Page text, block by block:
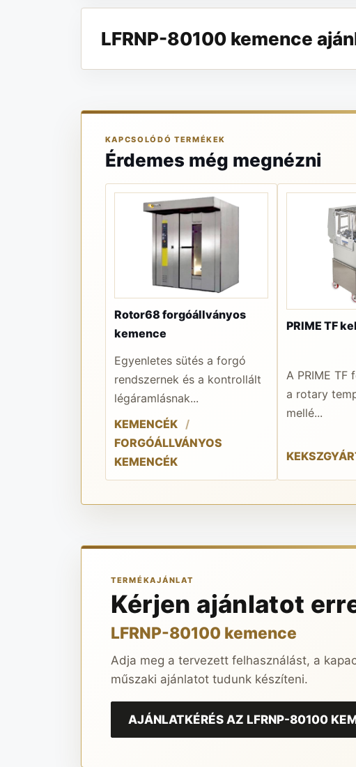
LFRNP-80100 kemence
KAPCSOLÓDÓ TERMÉKEK
Érdemes még megnézni
Rotor68 forgóállványos
kemence
Egyenletes sütés a forgó
rendszernek és a kontrollált
légáramlásnak...
KEMENCÉK
FORGÓÁLLVÁNYOS
KEMENCÉK
PRIME TF
A PRIME TF
a rotary
mellé...
TERMÉKAJÁNLAT
Kérjen ajánlatot
LFRNP-80100 kemence
Adja meg a tervezett felhasználást, a
műszaki ajánlatot tudunk készíteni.
AJÁNLATKÉRÉS AZ LFRNP-80100